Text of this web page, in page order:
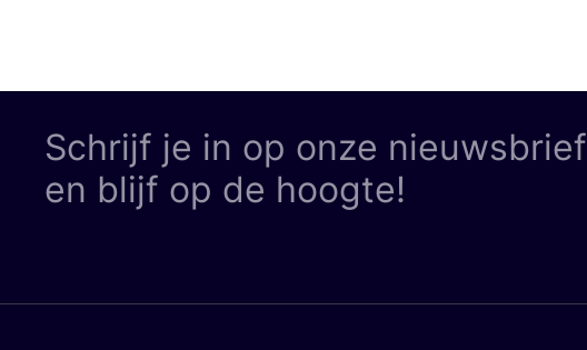
Schrijf je in op onze nieuwsbrief
en blijf op de hoogte!